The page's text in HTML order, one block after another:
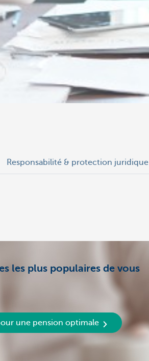
Responsabilité & protection juridique
les plus populaires de vous
une pension optimale